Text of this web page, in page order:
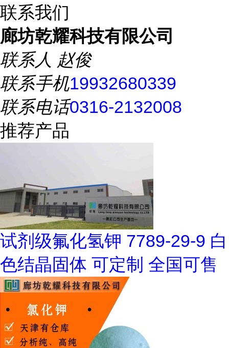
联系我们
廊坊乾耀科技有限公司
联系人 赵俊
联系手机19932680339
联系电话0316-2132008
推荐产品
试剂级氟化氢钾 7789-29-9 白
色结晶固体 可定制 全国可售